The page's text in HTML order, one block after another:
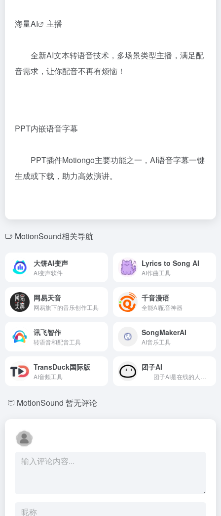
海量AI 主播
全新AI文本转语音技术，多场景类型主播，满足配
音需求，让你配音不再有烦恼！
PPT内嵌语音字幕
PPT插件Motiongo主要功能之一，AI语音字幕一键
生成或下载，助力高效演讲。
MotionSound相关导航
大饼AI变声
AI变声软件
Lyrics to Song AI
AI作曲工具
网易天音
网易旗下的音乐创作工具
千音漫语
全能AI配音神器
讯飞智作
转语音和配音工具
SongMakerAI
AI音乐工具
TransDuck国际版
AI音频工具
团子AI
MotionSound 暂无评论